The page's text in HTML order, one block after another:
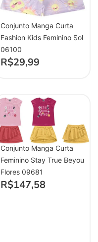
Conjunto Manga Curta
Fashion Kids Feminino Sol
06100
R$29,99
Conjunto Manga Curta
Feminino Stay True Beyou
Flores 09681
R$147,58